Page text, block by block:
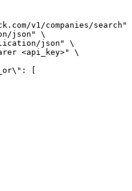
v1/companies/search"
json" \
json" \
<api_key>" \
[